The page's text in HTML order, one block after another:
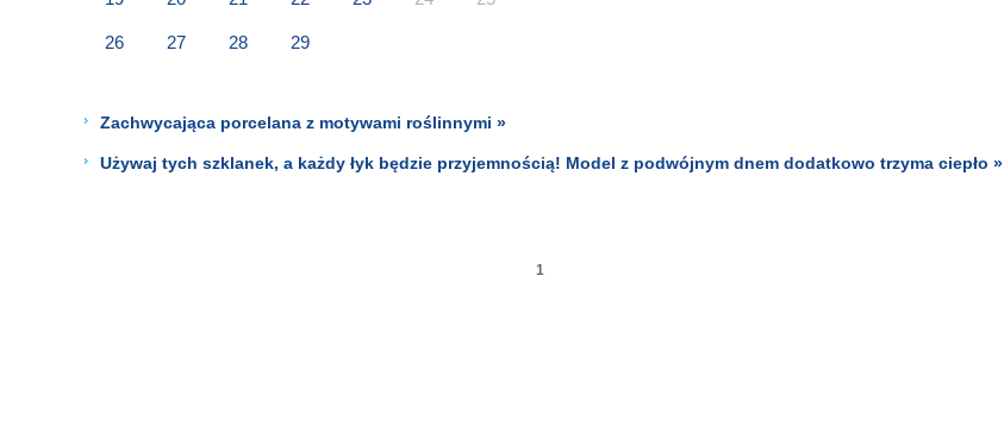
26 27 28 29
Zachwycająca porcelana z motywami roślinnymi »
Używaj tych szklanek, a każdy łyk będzie przyjemnością! Model z podwójnym dnem dodatkowo trzyma ciepło »
1